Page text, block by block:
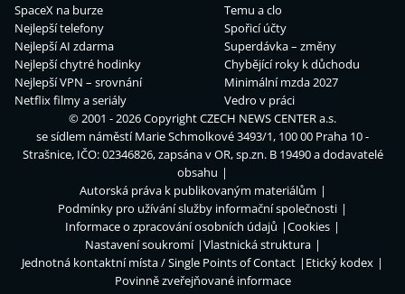
SpaceX na burze
Nejlepší telefony
Nejlepší AI zdarma
Nejlepší chytré hodinky
Nejlepší VPN – srovnání
Netflix filmy a seriály
Temu a clo
Spořicí účty
Superdávka – změny
Chybějící roky k důchodu
Minimální mzda 2027
Vedro v práci
© 2001 - 2026 CopyrightCZECH NEWS CENTER a.s.
se sídlem náměstí Marie Schmolkové 3493/1, 100 00 Praha 10 -
Strašnice, IČO: 02346826, zapsána v OR, sp.zn. B 19490 a dodavatelé
obsahu
Autorská práva k publikovaným materiálům
Podmínky pro užívání služby informační společnosti
Informace o zpracování osobních údajů
Cookies
Nastavení soukromí
Vlastnická struktura
Jednotná kontaktní místa / Single Points of Contact
Etický kodex
Povinně zveřejňované informace